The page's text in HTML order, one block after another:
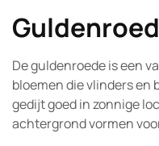
De guldenroede is een
bloemen die vlinders en
gedijt goed in zonnige
achtergrond vormen